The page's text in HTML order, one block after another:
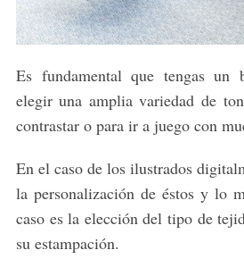
Es fundamental que tengas un
elegir una amplia variedad de
contrastar o para ir a juego con
En el caso de los ilustrados
la personalización de éstos y lo
caso es la elección del tipo de
su estampación.